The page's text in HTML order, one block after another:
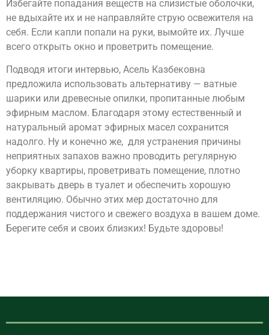
Избегайте попадания веществ на слизистые оболочки,
не вдыхайте их и не направляйте струю освежителя на
себя. Если капли попали на руки, вымойте их. Лучше
всего открыть окно и проветрить помещение.
Подводя итоги интервью, Асель Казбековна
предложила использовать альтернативу — ватные
шарики или древесные опилки, пропитанные любым
эфирным маслом. Благодаря этому естественный и
натуральный аромат эфирных масел сохранится
надолго. Ну и конечно же, для устранения причины
неприятных запахов важно проводить регулярную
уборку квартиры, проветривать помещение, плотно
закрывать дверь в туалет и обеспечить хорошую
вентиляцию. Обычно этих мер достаточно для
поддержания чистого и свежего воздуха в вашем доме.
Берегите себя и своих близких! Будьте здоровы!